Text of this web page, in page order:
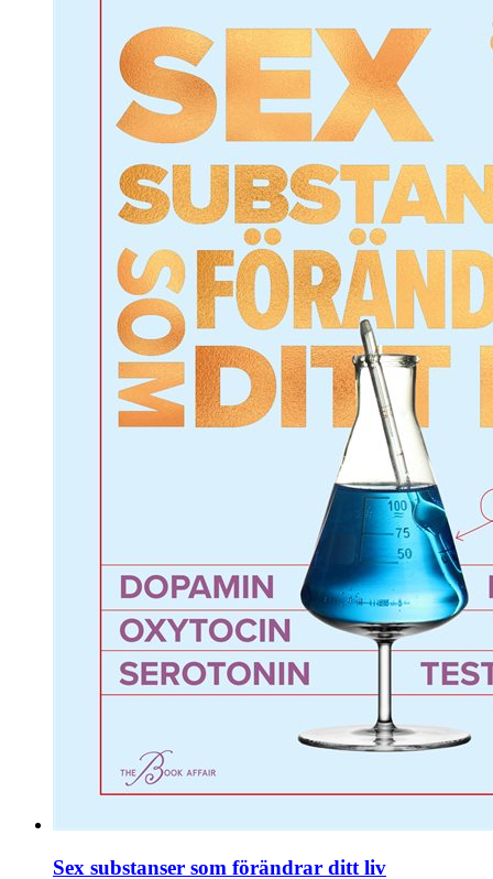
Sex substanser som förändrar ditt liv